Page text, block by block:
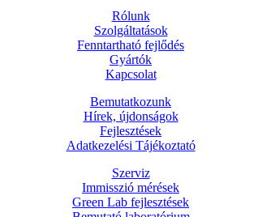
Rólunk
Szolgáltatások
Fenntartható fejlődés
Gyártók
Kapcsolat
Bemutatkozunk
Hírek, újdonságok
Fejlesztések
Adatkezelési Tájékoztató
Szerviz
Immisszió mérések
Green Lab fejlesztések